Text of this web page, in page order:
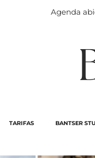
TARIFAS BANTSER
Agenda abierta 2026-